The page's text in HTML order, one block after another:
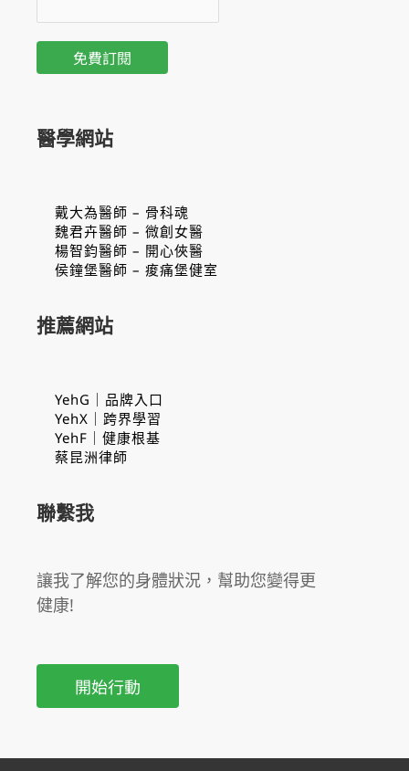
醫學網站
戴大為醫師 – 骨科魂
魏君卉醫師 – 微創女醫
楊智鈞醫師 – 開心俠醫
侯鐘堡醫師 – 痠痛堡健室
推薦網站
YehG｜品牌入口
YehX｜跨界學習
YehF｜健康根基
蔡昆洲律師
聯繫我
讓我了解您的身體狀況，幫助您變得更
健康!
開始行動